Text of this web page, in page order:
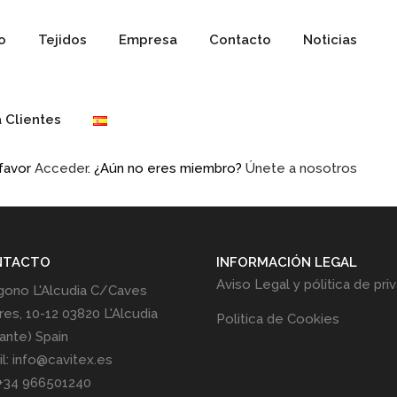
Tejidos Empresa Contacto Noticias
Clientes
Acceder. ¿Aún no eres miembro? Únete a nosotros
L'Alcudia C/Caves
10-12 03820 L'Alcudia
Spain
info@cavitex.es
966501240
INFORMACIÓN LEGAL
Aviso Legal y pólitica de
Politica de Cookies